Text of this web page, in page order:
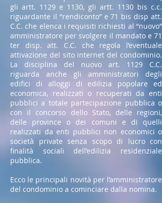
gli artt. 1129 e 1130, gli artt. 1130 bis c.c.
riguardante il “rendiconto” e 71 bis disp att.
C.C. che elenca i requisiti richiesti al “nuovo”
amministratore per svolgere il mandato e 71
ter disp. att. C.C. che regola l’eventuale
attivazione del sito internet del condominio.
La disciplina del nuovo art. 1129 C.C.
riguarda anche gli amministratori degli
edifici di alloggi di edilizia popolare ed
economica, realizzati o recuperati da enti
pubblici a totale partecipazione pubblica o
con il concorso dello Stato, delle regioni,
delle province o dei comuni e di quelli
realizzati da enti pubblici non economici o
società private senza scopo di lucro con
finalità sociali dell’edilizia residenziale
pubblica.
Ecco le principali novità per l’amministratore
del condominio a cominciare dalla nomina.